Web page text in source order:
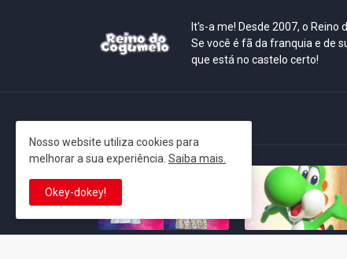
It's-a me! Desde 2007, o
Se você é fã da franquia e de
que está no castelo certo!
Nosso website utiliza cookies para
melhorar a sua experiência. Saiba mais.
Okey-dokey!